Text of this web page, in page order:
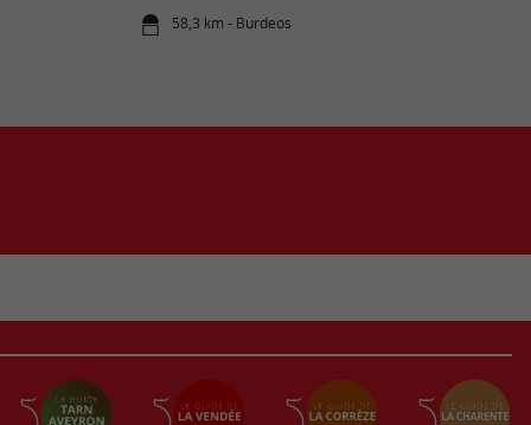
58,3 km - Burdeos